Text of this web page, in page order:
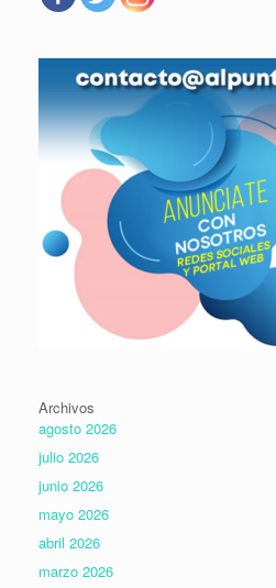
Archivos
agosto 2026
julio 2026
junio 2026
mayo 2026
abril 2026
marzo 2026